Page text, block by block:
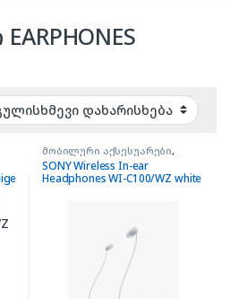
მობილური აქსესუარები,
ყურსასმენები EARPHONES
SONY Wireless In-ear
Headphones WI-C100/WZ white